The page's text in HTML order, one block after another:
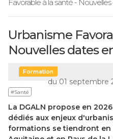
Favorable à la santé -
Urbanisme
Nouvelles dates
Formation
du 01 septembre
#Santé
La DGALN propose en
dédiés aux enjeux
formations se tiendront en